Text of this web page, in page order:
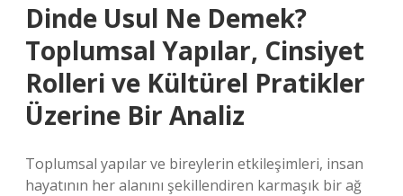
Dinde Usul Ne Demek?
Toplumsal Yapılar, Cinsiyet
Rolleri ve Kültürel Pratikler
Üzerine Bir Analiz
Toplumsal yapılar ve bireylerin etkileşimleri, insan
hayatının her alanını şekillendiren karmaşık bir ağ